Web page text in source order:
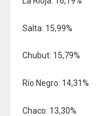
Salta: 15,99%
Chubut: 15,79%
Río Negro: 14,31%
Chaco: 13,30%